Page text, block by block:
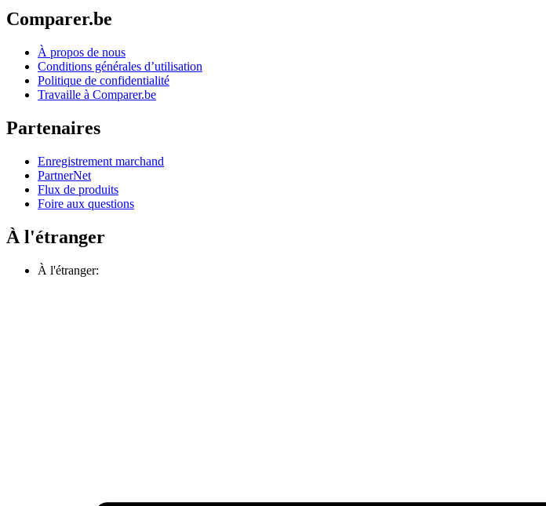
Comparer.be
À propos de nous
Conditions générales d’utilisation
Politique de confidentialité
Travaille à Comparer.be
Partenaires
Enregistrement marchand
PartnerNet
Flux de produits
Foire aux questions
À l'étranger
À l'étranger: